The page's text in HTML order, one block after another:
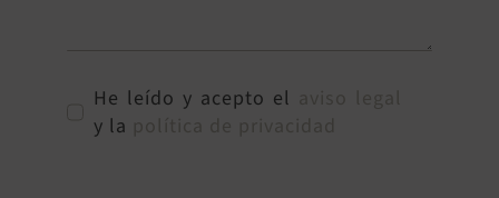
He leído y acepto el
y la